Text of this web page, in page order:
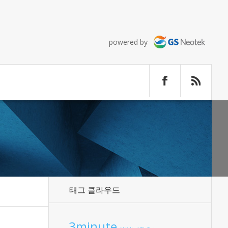
powered by
태그 클라우드